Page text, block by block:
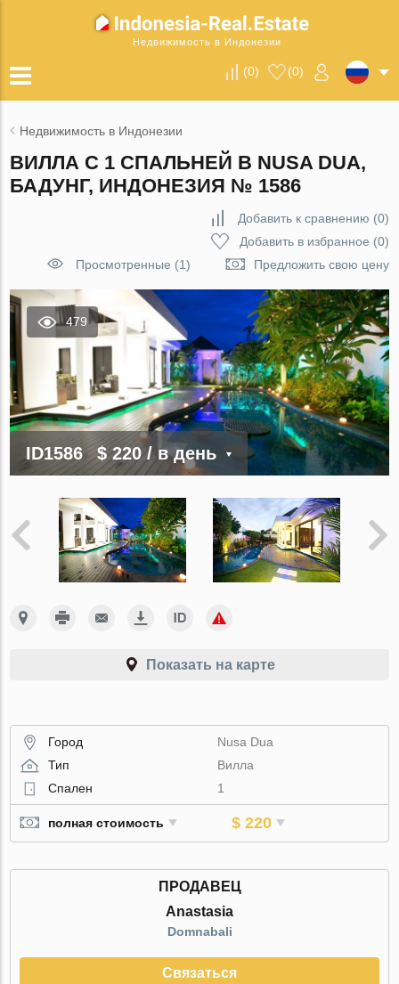
Недвижимость в Индонезии
(0) (0)
Недвижимость в Индонезии
ВИЛЛА С 1 СПАЛЬНЕЙ В NUSA DUA,
БАДУНГ, ИНДОНЕЗИЯ № 1586
Добавить к сравнению (0)
Добавить в избранное (0)
Просмотренные (1)
Предложить свою цену
479
ID1586 $ 220/ в день
Показать на карте
Город
Nusa Dua
Тип
Вилла
Спален
1
полная стоимость $ 220
ПРОДАВЕЦ
Anastasia
Domnabali
Связаться